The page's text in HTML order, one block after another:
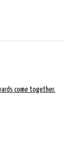
come together.